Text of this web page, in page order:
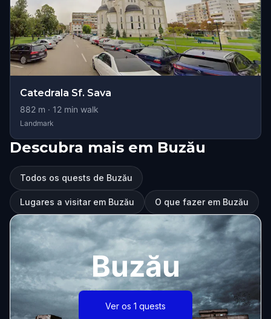
Catedrala Sf. Sava
882 m · 12 min walk
Landmark
Descubra mais em Buzău
Todos os quests de Buzău
Lugares a visitar em Buzău O que fazer em Buzău
Buzău
Ver os 1 quests